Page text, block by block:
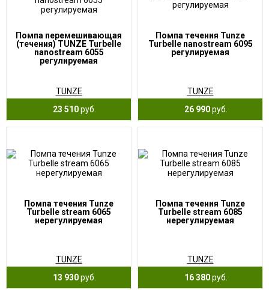
Помпа перемешивающая
(течения) TUNZE Turbelle
nanostream 6055
регулируемая
TUNZE
23 510руб.
Помпа течения Tunze
Turbelle nanostream 6095
регулируемая
TUNZE
26 990руб.
Помпа течения Tunze
Turbelle stream 6065
нерегулируемая
TUNZE
13 930руб.
Помпа течения Tunze
Turbelle stream 6085
нерегулируемая
TUNZE
16 380руб.